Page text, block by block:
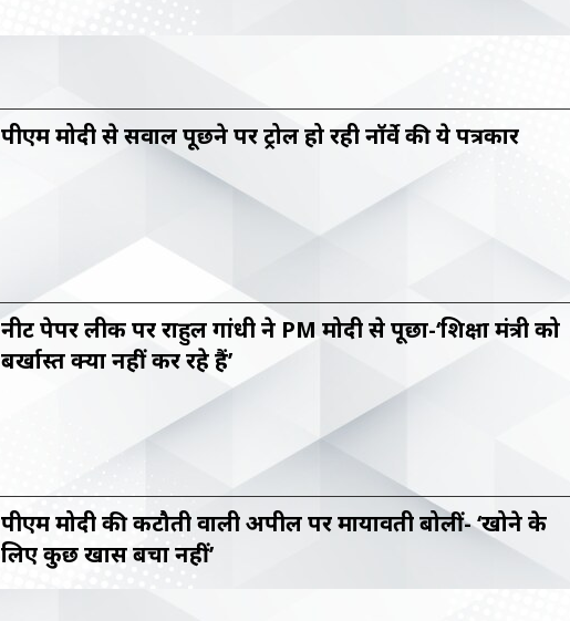
पीएम मोदी से सवाल पूछने पर ट्रोल हो रही नॉर्वे की ये पत्रकार
नीट पेपर लीक पर राहुल गांधी ने PM मोदी से पूछा-‘शिक्षा मंत्री को
बर्खास्त क्यों नहीं कर रहे हैं’
पीएम मोदी की कटौती वाली अपील पर मायावती बोलीं- ‘खोने के
लिए कुछ खास बचा नहीं’